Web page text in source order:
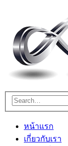
หน้าแรก
เกี่ยวกับเรา